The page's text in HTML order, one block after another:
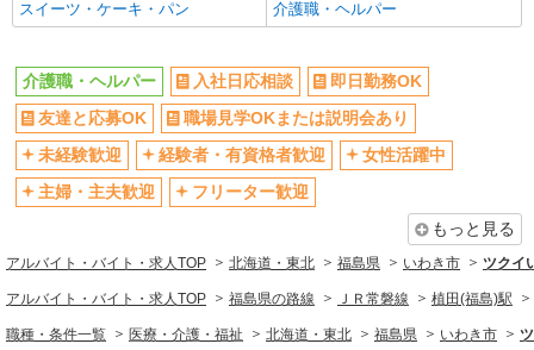
スイーツ・ケーキ・パン
介護職・ヘルパー
介護職・ヘルパー 入社日応相談
即日勤務OK
友達と応募OK
職場見学OKまたは説明会あり
未経験歓迎
経験者・有資格者歓迎
女性活躍中
主婦・主夫歓迎
フリーター歓迎
もっと見る
アルバイト・バイト・求人TOP 北海道・東北 福島県 いわき市 ツクイ
アルバイト・バイト・求人TOP 福島県の路線 ＪＲ常磐線 植田(福島)駅
職種・条件一覧 医療・介護・福祉 北海道・東北 福島県 いわき市